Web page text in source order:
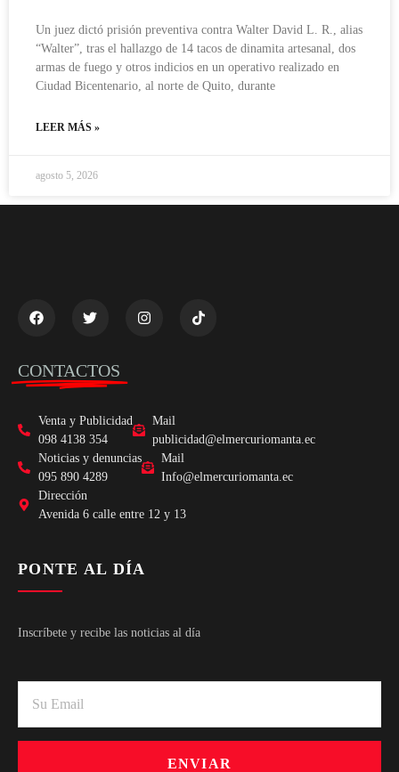
Un juez dictó prisión preventiva contra Walter David L. R., alias
“Walter”, tras el hallazgo de 14 tacos de dinamita artesanal, dos
armas de fuego y otros indicios en un operativo realizado en
Ciudad Bicentenario, al norte de Quito, durante
LEER MÁS »
agosto 5, 2026
CONTACTOS
Venta y Publicidad
098 4138 354
Mail
publicidad@elmercuriomanta.ec
Noticias y denuncias
095 890 4289
Mail
Info@elmercuriomanta.ec
Dirección
Avenida 6 calle entre 12 y 13
PONTE AL DÍA
Inscríbete y recibe las noticias al día
ENVIAR